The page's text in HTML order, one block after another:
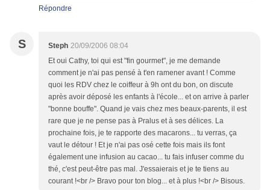
Répondre
S Steph 20/09/2006 08:04
Et oui Cathy, toi qui est "fin gourmet", je me demande
comment je n'ai pas pensé à t'en ramener avant ! Comme
quoi les RDV chez le coiffeur à 9h ont du bon, on discute
après avoir déposé les enfants à l'école... et on arrive à parler
"bonne bouffe". Quand je vais chez mes beaux-parents, il est
rare que je ne pense pas à Pralus et à ses délices. La
prochaine fois, je te rapporte des macarons... tu verras, ça
vaut le détour ! Et je n'ai pas osé cette fois mais ils font
également une infusion au cacao... tu fais infuser comme du
thé, c'est peut-être pas mal. J'essaierais et je te tiens au
courant !<br /> Bravo pour ton blog... et à plus !<br /> Bisous.